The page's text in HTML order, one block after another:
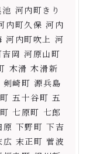
河内町きり
内町久保 河内
河内町吹上 河
岡 河原山町
木滑 木滑新
崎町 源兵島
五十谷町 五
七原町 七郎
下野町 下吉
末正町 菅波